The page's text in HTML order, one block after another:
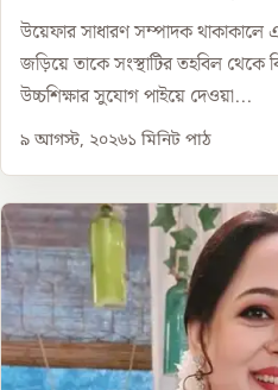
উয়েফার সাধারণ সম্পাদক থাকাকালে
জড়িয়ে তাকে সংস্থাটির তহবিল থেকে
উচ্চশিক্ষার সুযোগ পাইয়ে দেওয়া...
৯ আগস্ট, ২০২৬১ মিনিট পাঠ